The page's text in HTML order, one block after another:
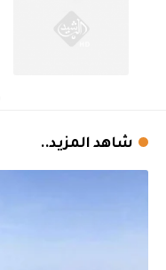
شاهد المزيد..